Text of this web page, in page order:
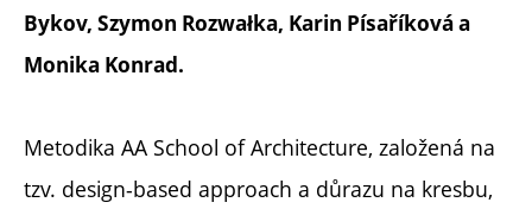
Bykov, Szymon Rozwałka, Karin Písaříková a
Monika Konrad.
Metodika AA School of Architecture, založená na
tzv. design-based approach a důrazu na kresbu,